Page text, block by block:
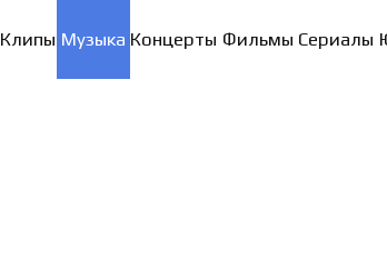
Клипы Музыка Концерты Фильмы Сериалы